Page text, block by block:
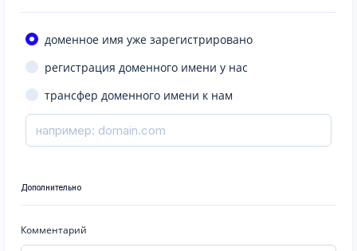
доменное имя уже зарегистрировано
регистрация доменного имени у нас
трансфер доменного имени к нам
Дополнительно
Комментарий